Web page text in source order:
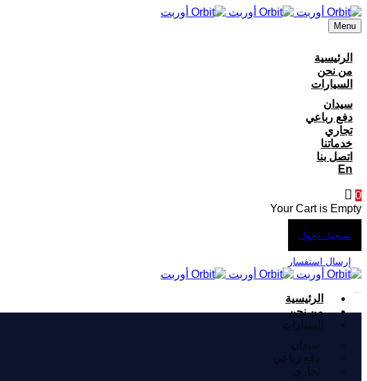
Menu
الرئيسية
من نحن
السيارات
سيدان
دفع رباعي
تجاري
خدماتنا
اتصل بنا
En
0
Your Cart is Empty
تسجيل دخول
إرسال استفسار
الرئيسية
من نحن